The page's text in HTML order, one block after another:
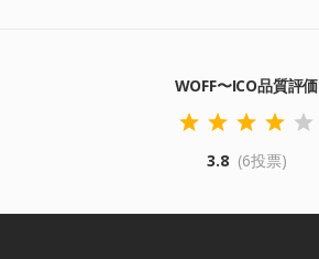
WOFF〜ICO品質評価
3.8 (6投票)